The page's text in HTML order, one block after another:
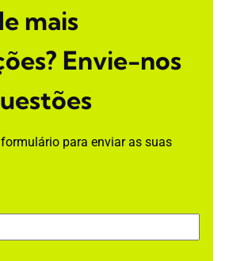
mais
Envie-nos
para enviar as suas